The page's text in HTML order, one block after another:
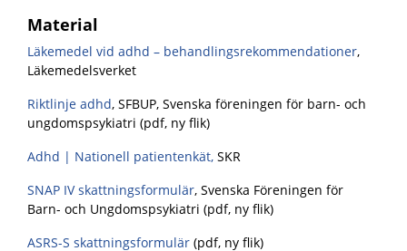
Material
Läkemedel vid adhd – behandlingsrekommendationer,
Läkemedelsverket
Riktlinje adhd, SFBUP, Svenska föreningen för barn- och
ungdomspsykiatri (pdf, ny flik)
Adhd | Nationell patientenkät, SKR
SNAP IV skattningsformulär, Svenska Föreningen för
Barn- och Ungdomspsykiatri (pdf, ny flik)
ASRS-S skattningsformulär (pdf, ny flik)